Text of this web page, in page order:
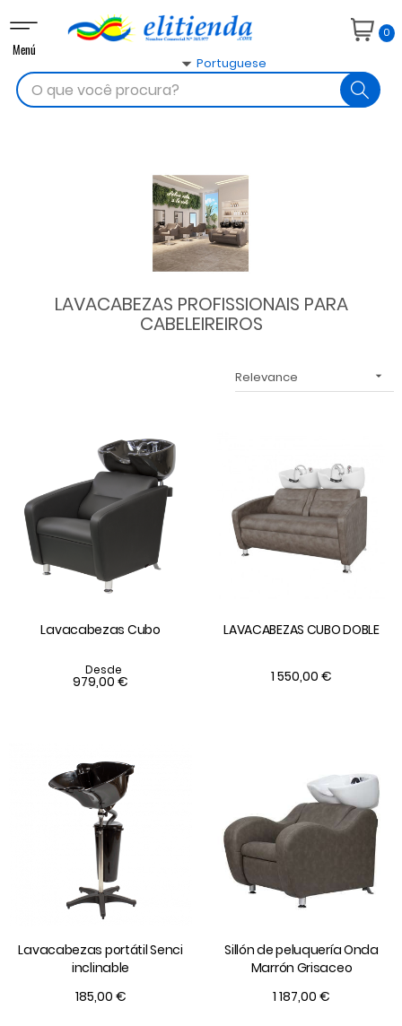
Toggle
navigation
Menú
0
Portuguese

LAVACABEZAS PROFISSIONAIS PARA
CABELEIREIROS
Relevance 
Lavacabezas Cubo
Desde
979,00 €
LAVACABEZAS CUBO DOBLE
1 550,00 €
Lavacabezas portátil Senci
inclinable
185,00 €
Sillón de peluquería Onda
Marrón Grisaceo
1 187,00 €